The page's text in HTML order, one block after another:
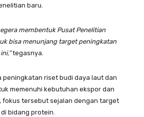
baru.
membentuk Pusat Penelitian
bisa menunjang target peningkatan
tegasnya.
peningkatan riset budi daya laut dan
memenuhi kebutuhan ekspor dan
fokus tersebut sejalan dengan target
bidang protein.